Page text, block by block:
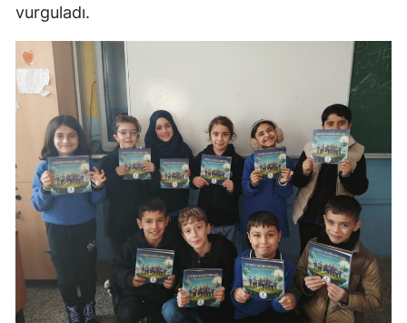
vurguladı.